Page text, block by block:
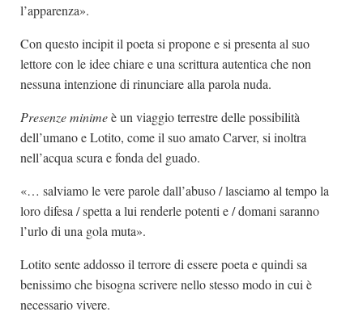
l’apparenza».
Con questo incipit il poeta si propone e si presenta al suo
lettore con le idee chiare e una scrittura autentica che non
nessuna intenzione di rinunciare alla parola nuda.
Presenze minimeè un viaggio terrestre delle possibilità
dell’umano e Lotito, come il suo amato Carver, si inoltra
nell’acqua scura e fonda del guado.
«… salviamo le vere parole dall’abuso / lasciamo al tempo la
loro difesa / spetta a lui renderle potenti e / domani saranno
l’urlo di una gola muta».
Lotito sente addosso il terrore di essere poeta e quindi sa
benissimo che bisogna scrivere nello stesso modo in cui è
necessario vivere.